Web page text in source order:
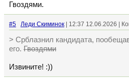
Гвоздями.
#5 Леди Скиминок | 12:37 12.06.2026 |
> Срблазнил кандидата,
его. Гвоздями
Извините! :))